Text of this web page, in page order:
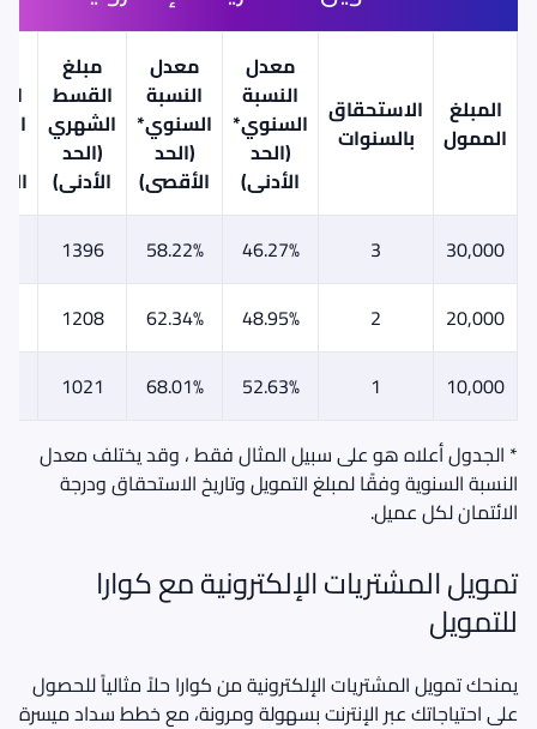
المبلغ
الممول
الاستحقاق
بالسنوات
معدل
النسبة
السنوي*
(الحد
الأدنى)
معدل
النسبة
السنوي*
(الحد
الأقصى)
مبلغ
القسط
الشهري
(الحد
الأدنى)
30,000
3
46.27%
58.22%
1396
20,000
2
48.95%
62.34%
1208
10,000
1
52.63%
68.01%
1021
* الجدول أعلاه هو على سبيل المثال فقط ، وقد يختلف معدل
النسبة السنوية وفقًا لمبلغ التمويل وتاريخ الاستحقاق ودرجة
الائتمان لكل عميل.
تمويل المشتريات الإلكترونية مع كوارا
للتمويل
يمنحك تمويل المشتريات الإلكترونية من كوارا حلاً مثالياً للحصول
على احتياجاتك عبر الإنترنت بسهولة ومرونة، مع خطط سداد ميسرة